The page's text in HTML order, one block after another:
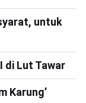
untuk
di Lut Tawar
Karung’